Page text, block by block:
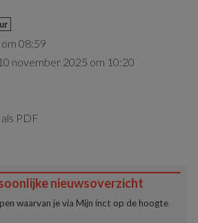
08:59
november 2025 om 10:20
PDF
nieuwsoverzicht
waarvan je via Mijn inct op de hoogte